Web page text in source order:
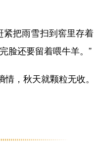
把雨雪扫到窖里存着
脸还要留着喂牛羊。”
，秋天就颗粒无收。